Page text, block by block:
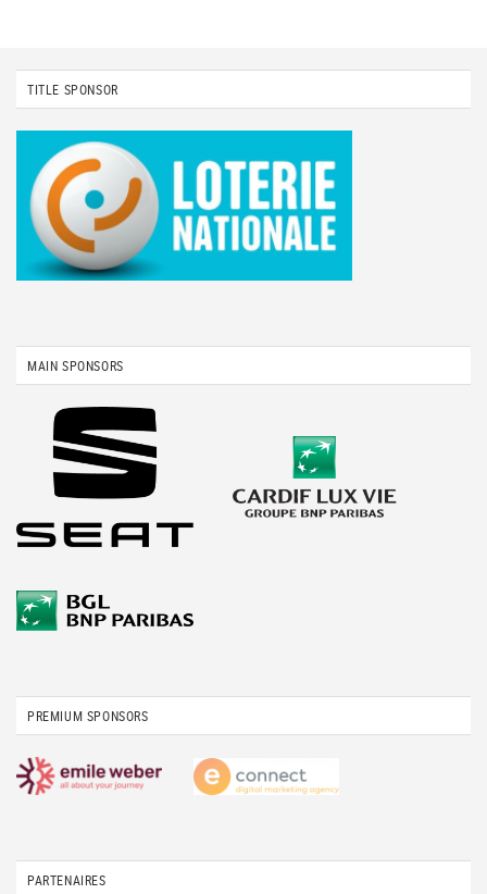
TITLE SPONSOR
MAIN SPONSORS
PREMIUM SPONSORS
PARTENAIRES